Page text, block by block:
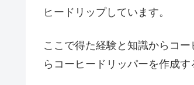
ヒードリップしています。
ここで得た経験と知識からコ
らコーヒードリッパーを作成